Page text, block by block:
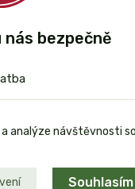
bezpečně
analýze návštěvnosti
Souhlasím